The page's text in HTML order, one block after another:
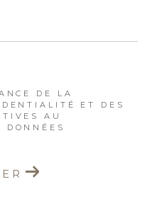
DE LA
ET DES
AU